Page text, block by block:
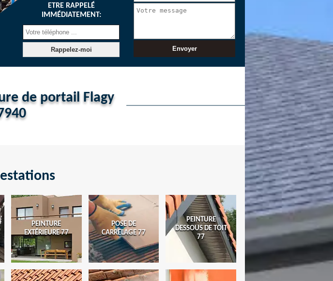
ETRE RAPPELÉ
IMMÉDIATEMENT:
de portail Flagy
PEINTURE
EXTÉRIEURE 77
POSE DE
CARRELAGE 77
PEINTURE
DESSOUS DE TOIT
77